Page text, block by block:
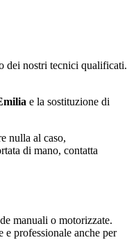
dei nostri tecnici qualificati.
e la sostituzione di
nulla al caso,
di mano, contatta
manuali o motorizzate.
professionale anche per